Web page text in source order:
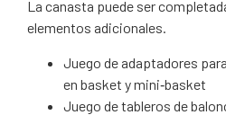
La canasta puede ser
elementos adicionales.
Juego de adaptadores
en basket y mini‐basket
Juego de tableros de